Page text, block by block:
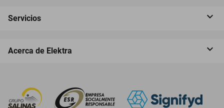
Servicios
Acerca de Elektra